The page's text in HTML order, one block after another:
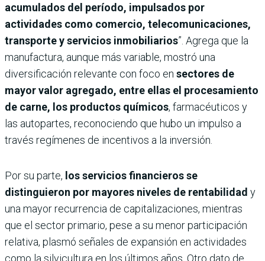
acumulados del período, impulsados por
actividades como comercio, telecomunicaciones,
transporte y servicios inmobiliarios”. Agrega que la
manufactura, aunque más variable, mostró una
diversificación relevante con foco en sectores de
mayor valor agregado, entre ellas el procesamiento
de carne, los productos químicos, farmacéuticos y
las autopartes, reconociendo que hubo un impulso a
través regímenes de incentivos a la inversión.
Por su parte, los servicios financieros se
distinguieron por mayores niveles de rentabilidad y
una mayor recurrencia de capitalizaciones, mientras
que el sector primario, pese a su menor participación
relativa, plasmó señales de expansión en actividades
como la silvicultura en los últimos años. Otro dato de